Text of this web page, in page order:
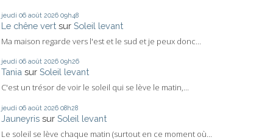
jeudi 06 août 2026 09h48
Le chêne vert sur Soleil levant
Ma maison regarde vers l'est et le sud et je peux donc...
jeudi 06 août 2026 09h26
Tania sur Soleil levant
C'est un trésor de voir le soleil qui se lève le matin,...
jeudi 06 août 2026 08h28
Jauneyris sur Soleil levant
Le soleil se lève chaque matin (surtout en ce moment où...